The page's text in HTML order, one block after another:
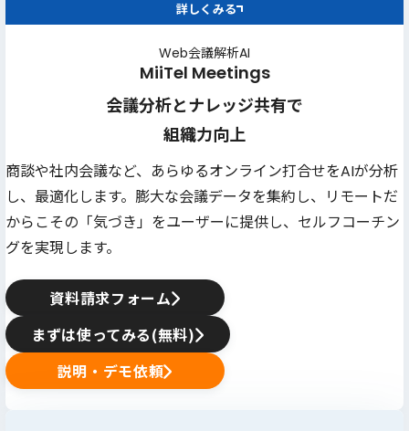
詳しくみる
Web会議解析AI
MiiTel Meetings
会議分析とナレッジ共有で
組織力向上
商談や社内会議など、あらゆるオンライン打合せをAIが分析
し、最適化します。膨大な会議データを集約し、リモートだ
からこその「気づき」をユーザーに提供し、セルフコーチン
グを実現します。
資料請求フォーム
まずは使ってみる(無料)
説明・デモ依頼